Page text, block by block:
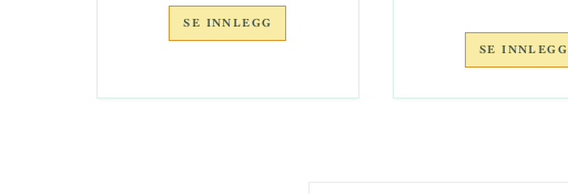
SE INNLEGG
SE INNLEGG